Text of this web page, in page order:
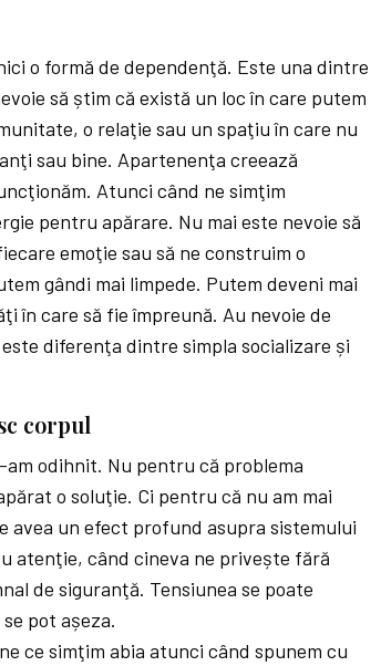
o formă de dependenţă. Este una dintre
să știm că există un loc în care putem
o relaţie sau un spaţiu în care nu
sau bine. Apartenenţa creează
Atunci când ne simţim
pentru apărare. Nu mai este nevoie să
emoţie sau să ne construim o
gândi mai limpede. Putem deveni mai
în care să fie împreună. Au nevoie de
diferenţa dintre simpla socializare și
corpul
odihnit. Nu pentru că problema
o soluţie. Ci pentru că nu am mai
un efect profund asupra sistemului
atenţie, când cineva ne privește fără
de siguranţă. Tensiunea se poate
pot așeza.
ce simţim abia atunci când spunem cu